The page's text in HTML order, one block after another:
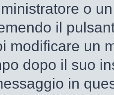
o
il
modificare un
dopo il suo
in